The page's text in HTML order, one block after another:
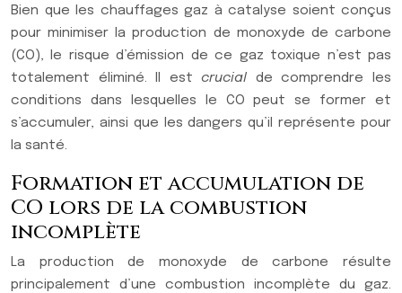
Bien que les chauffages gaz à catalyse soient conçus
pour minimiser la production de monoxyde de carbone
(CO), le risque d’émission de ce gaz toxique n’est pas
totalement éliminé. Il estcrucial de comprendre les
conditions dans lesquelles le CO peut se former et
s’accumuler, ainsi que les dangers qu’il représente pour
la santé.
Formation et accumulation de
CO lors de la combustion
incomplète
La production de monoxyde de carbone résulte
principalement d’une combustion incomplète du gaz.